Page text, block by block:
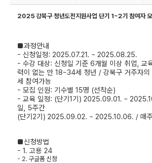
2025 강북구 청년도전지원사업 단기 1~2기 참여자
■과정안내
- 신청일정: 2025.07.21. ~ 2025.08.25.
- 수강 대상: 신청일 기준 6개월 이상 취업, 교
력이 없는 만 18~34세 청년 / 강북구 거주자
세 참여가능
- 모집 인원: 기수별 15명 (선착순)
- 교육 일정: (단기1기) 2025.09.01. ~
일, 5주간
(단기2기) 2025.09.02. ~ 2025.10.06. / 매
■신청방법
- 1. 고용 24
- 2. 구글폼 신청